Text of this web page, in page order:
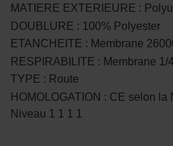
MATIERE EXTERIEURE :
DOUBLURE : 100% Polyester
ETANCHEITE : Membrane
RESPIRABILITE : Membrane 1/4
TYPE : Route
HOMOLOGATION : CE selon
Niveau 1 1 1 1